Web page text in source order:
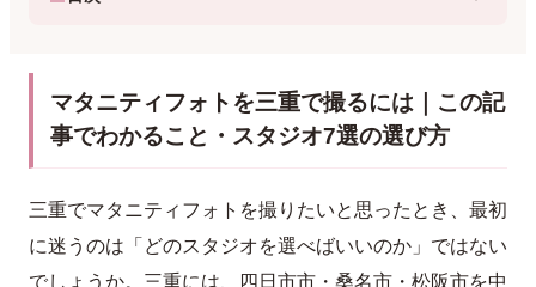
マタニティフォトを三重で撮るには｜この記
事でわかること・スタジオ7選の選び方
三重でマタニティフォトを撮りたいと思ったとき、最初
に迷うのは「どのスタジオを選べばいいのか」ではない
でしょうか。三重には、四日市市・桑名市・松阪市を中